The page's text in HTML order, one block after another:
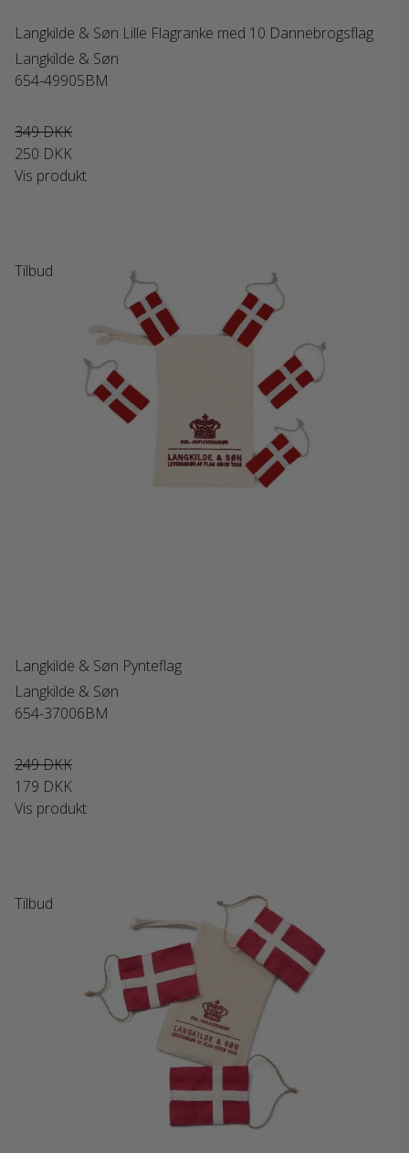
Langkilde & Søn Lille Flagranke med 10 Dannebrogsflag
Langkilde & Søn
654-49905BM
349 DKK
250 DKK
Vis produkt
Tilbud
Langkilde & Søn Pynteflag
Langkilde & Søn
654-37006BM
249 DKK
179 DKK
Vis produkt
Tilbud